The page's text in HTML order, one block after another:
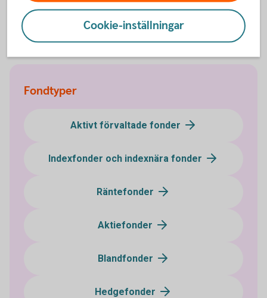
Fondtyper - lär dig mer om olika typer avfonder
Fonder - börja
fondspara
Fondtyper
Aktivt förvaltade fonder
Indexfonder och indexnära fonder
Räntefonder
Aktiefonder
Blandfonder
Hedgefonder
Cookie-inställningar